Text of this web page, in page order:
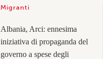
Migranti
Albania, Arci: ennesima
iniziativa di propaganda del
governo a spese degli